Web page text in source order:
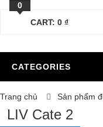
0
CART: 0 ₫
CATEGORIES
Trang chủ Sản phẩm
LIV Cate 2